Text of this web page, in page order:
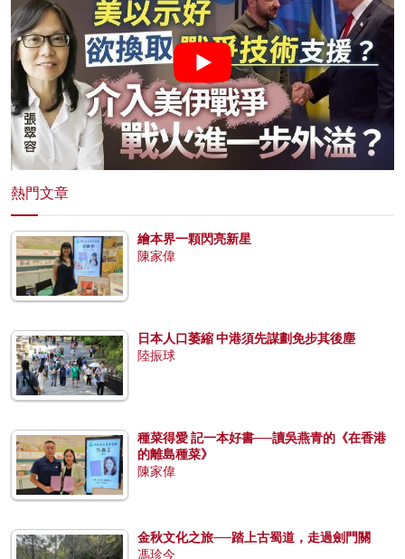
熱門文章
繪本界一顆閃亮新星
陳家偉
日本人口萎縮 中港須先謀劃免步其後塵
陸振球
種菜得愛 記一本好書──讀吳燕青的《在香港
的離島種菜》
陳家偉
金秋文化之旅──踏上古蜀道，走過劍門關
馮珍今